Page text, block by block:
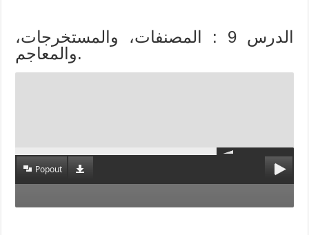
الدرس 9 : المصنفات، والمستخرجات،
والمعاجم.
Popout